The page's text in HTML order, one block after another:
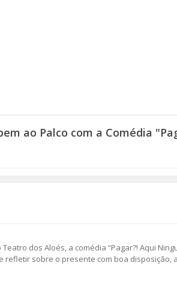
ao Palco com a Comédia
dos Aloés, a comédia “Pagar?! Aqui
refletir sobre o presente com boa disposição,